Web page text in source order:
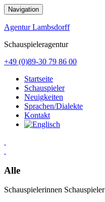
Zum
Inhalt
springen
Navigation
Agentur Lambsdorff
Schauspieleragentur
+49 (0)89-30 79 86 00
Startseite
Schauspieler
Neuigkeiten
Sprachen/Dialekte
Kontakt
Alle
Schauspielerinnen Schauspieler